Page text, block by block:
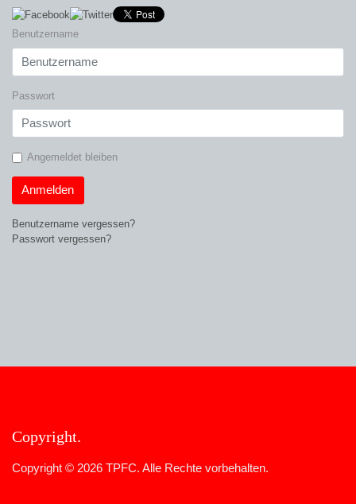
Benutzername
Passwort
Angemeldet bleiben
Anmelden
Benutzername vergessen?
Passwort vergessen?
Copyright
Copyright © 2026 TPFC. Alle Rechte vorbehalten.